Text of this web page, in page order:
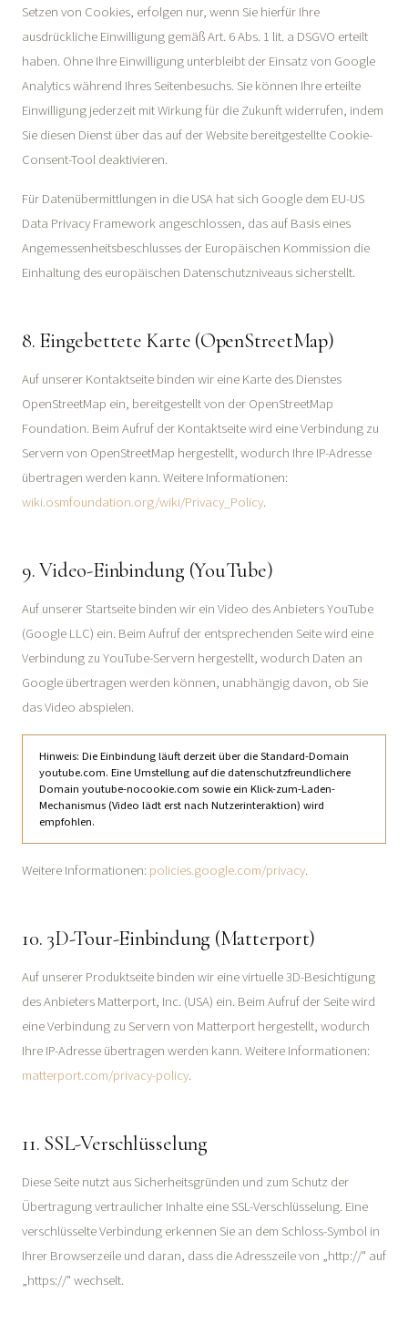
Setzen von Cookies, erfolgen nur, wenn Sie hierfür Ihre
ausdrückliche Einwilligung gemäß Art. 6 Abs. 1 lit. a DSGVO erteilt
haben. Ohne Ihre Einwilligung unterbleibt der Einsatz von Google
Analytics während Ihres Seitenbesuchs. Sie können Ihre erteilte
Einwilligung jederzeit mit Wirkung für die Zukunft widerrufen, indem
Sie diesen Dienst über das auf der Website bereitgestellte Cookie-
Consent-Tool deaktivieren.
Für Datenübermittlungen in die USA hat sich Google dem EU-US
Data Privacy Framework angeschlossen, das auf Basis eines
Angemessenheitsbeschlusses der Europäischen Kommission die
Einhaltung des europäischen Datenschutzniveaus sicherstellt.
8. Eingebettete Karte (OpenStreetMap)
Auf unserer Kontaktseite binden wir eine Karte des Dienstes
OpenStreetMap ein, bereitgestellt von der OpenStreetMap
Foundation. Beim Aufruf der Kontaktseite wird eine Verbindung zu
Servern von OpenStreetMap hergestellt, wodurch Ihre IP-Adresse
übertragen werden kann. Weitere Informationen:
wiki.osmfoundation.org/wiki/Privacy_Policy.
9. Video-Einbindung (YouTube)
Auf unserer Startseite binden wir ein Video des Anbieters YouTube
(Google LLC) ein. Beim Aufruf der entsprechenden Seite wird eine
Verbindung zu YouTube-Servern hergestellt, wodurch Daten an
Google übertragen werden können, unabhängig davon, ob Sie
das Video abspielen.
Hinweis: Die Einbindung läuft derzeit über die Standard-Domain
youtube.com. Eine Umstellung auf die datenschutzfreundlichere
Domain youtube-nocookie.com sowie ein Klick-zum-Laden-
Mechanismus (Video lädt erst nach Nutzerinteraktion) wird
empfohlen.
Weitere Informationen: policies.google.com/privacy.
10. 3D-Tour-Einbindung (Matterport)
Auf unserer Produktseite binden wir eine virtuelle 3D-Besichtigung
des Anbieters Matterport, Inc. (USA) ein. Beim Aufruf der Seite wird
eine Verbindung zu Servern von Matterport hergestellt, wodurch
Ihre IP-Adresse übertragen werden kann. Weitere Informationen:
matterport.com/privacy-policy.
11. SSL-Verschlüsselung
Diese Seite nutzt aus Sicherheitsgründen und zum Schutz der
Übertragung vertraulicher Inhalte eine SSL-Verschlüsselung. Eine
verschlüsselte Verbindung erkennen Sie an dem Schloss-Symbol in
Ihrer Browserzeile und daran, dass die Adresszeile von „http://" auf
„https://" wechselt.